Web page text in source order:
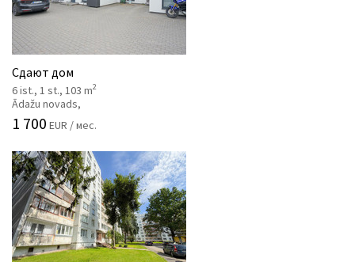
Сдают дом
6 ist., 1 st., 103 m2
Ādažu novads,
1 700 EUR / мес.